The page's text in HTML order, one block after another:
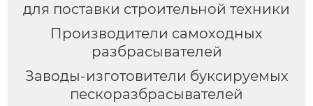
для поставки строительной техники
Производители самоходных
разбрасывателей
Заводы-изготовители буксируемых
пескоразбрасывателей